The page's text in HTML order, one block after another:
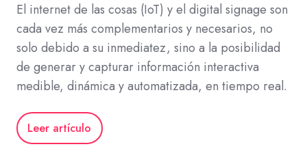
El internet de las cosas (IoT) y el digital signage son
cada vez más complementarios y necesarios, no
solo debido a su inmediatez, sino a la posibilidad
de generar y capturar información interactiva
medible, dinámica y automatizada, en tiempo real.
Leer artículo